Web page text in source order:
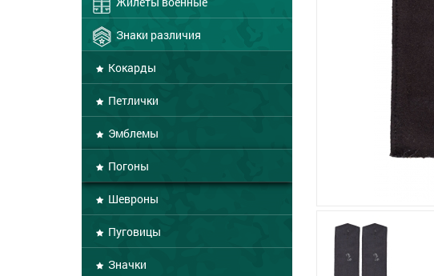
Знаки различия
Кокарды
Петлички
Эмблемы
Погоны
Шевроны
Пуговицы
Значки